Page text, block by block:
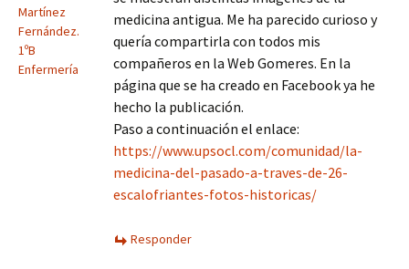
Martínez
Fernández.
1ºB
Enfermería
medicina antigua. Me ha parecido curioso y
quería compartirla con todos mis
compañeros en la Web Gomeres. En la
página que se ha creado en Facebook ya he
hecho la publicación.
Paso a continuación el enlace:
https://www.upsocl.com/comunidad/la-
medicina-del-pasado-a-traves-de-26-
escalofriantes-fotos-historicas/
Responder